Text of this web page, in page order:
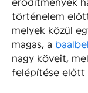
történelem
melyek közül
magas, a
nagy köveit,
felépítése előtt